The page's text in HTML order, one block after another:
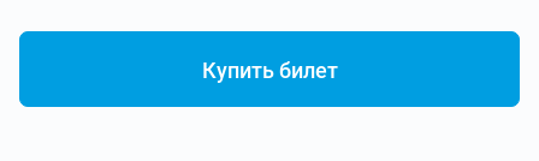
Купить билет